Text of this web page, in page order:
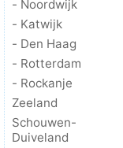
- Noordwijk
- Katwijk
- Den Haag
- Rotterdam
- Rockanje
Zeeland
Schouwen-
Duiveland